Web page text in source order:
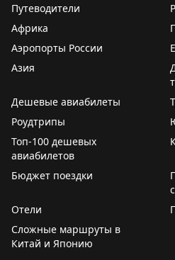
Самые экстравагантные
постояльцев: в Берлине гости
Италии — рояль, во Франции
зафиксированы случаи кражи
Интересно, что
зависимости от звездности
отелей выбирают более
постояльцы бюджетных
Этот опрос показывает, что
и туризма некоторые гости не
соблазном взять на память
Путеводители
Африка
Аэропорты России
Азия
Дешевые авиабилеты
Роудтрипы
Топ-100 дешевых
авиабилетов
Бюджет поездки
Отели
Сложные маршруты в
Китай и Японию